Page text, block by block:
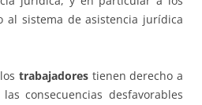
al sistema de asistencia jurídica
lostrabajadores tienen derecho a
consecuencias desfavorables